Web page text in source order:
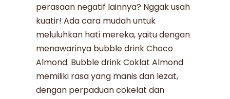
perasaan negatif lainnya? Nggak usah
kuatir! Ada cara mudah untuk
meluluhkan hati mereka, yaitu dengan
menawarinya bubble drink Choco
Almond. Bubble drink Coklat Almond
memiliki rasa yang manis dan lezat,
dengan perpaduan cokelat dan